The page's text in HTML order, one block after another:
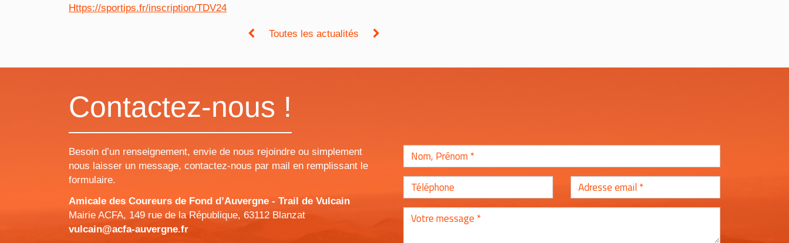
Https://sportips.fr/inscription/TDV24
Toutes les actualités
Contactez-nous !
Besoin d’un renseignement, envie de nous rejoindre ou simplement
nous laisser un message, contactez-nous par mail en remplissant le
formulaire.
Amicale des Coureurs de Fond d’Auvergne - Trail de Vulcain
Mairie ACFA, 149 rue de la République, 63112 Blanzat
vulcain@acfa-auvergne.fr